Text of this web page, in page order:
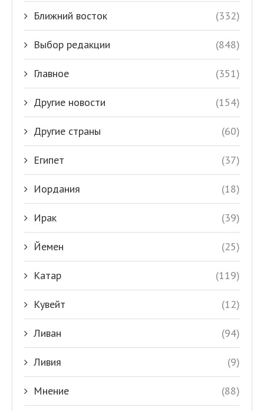
Ближний восток (332)
Выбор редакции (848)
Главное (351)
Другие новости (154)
Другие страны (60)
Египет (37)
Иордания (18)
Ирак (39)
Йемен (25)
Катар (119)
Кувейт (12)
Ливан (94)
Ливия (9)
Мнение (88)